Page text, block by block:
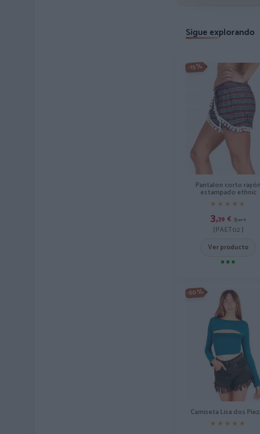
Sigue explorando
-15%
Pantalon corto rayón
estampado ethnic
★★★★★
★★★★★
3,39 € 3,99 €
[PAET02 ]
Ver producto
-50%
Camiseta Lisa dos
★★★★★
★★★★★